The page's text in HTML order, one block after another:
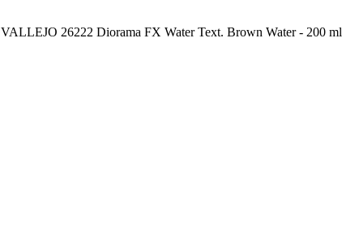
VALLEJO 26222 Diorama FX Water Text. Brown Water - 200 ml